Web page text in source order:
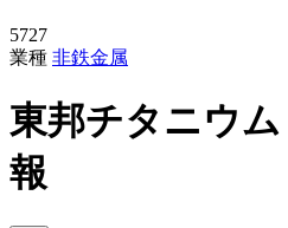
5727
業種 非鉄金属
東邦チタニウ
報